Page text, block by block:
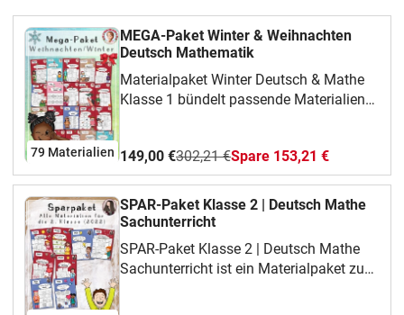
79 Materialien
MEGA-Paket Winter & Weihnachten
Deutsch Mathematik
Materialpaket Winter Deutsch & Mathe
Klasse 1 bündelt passende Materialien
deinem Thema oder deiner
Unterrichtsphase passt. Das steckt im
MaterialIm Mittelpunkt stehen Uhrzeit
und Schreiben. Das Paket eignet sich
Freiarbeit, Wochenplan und
Wiederholung und gibt dir mehrere
149,00 €302,21 €Spare 153,21 €
SPAR-Paket Klasse 2 | Deutsch Mathe
Sachunterricht
SPAR-Paket Klasse 2 | Deutsch Mathe
Sachunterricht ist ein Materialpaket zu